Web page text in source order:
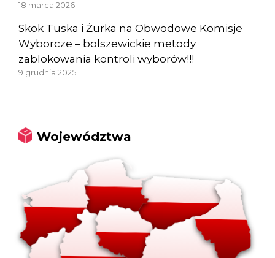
18 marca 2026
Skok Tuska i Żurka na Obwodowe Komisje
Wyborcze – bolszewickie metody
zablokowania kontroli wyborów!!!
9 grudnia 2025
Województwa